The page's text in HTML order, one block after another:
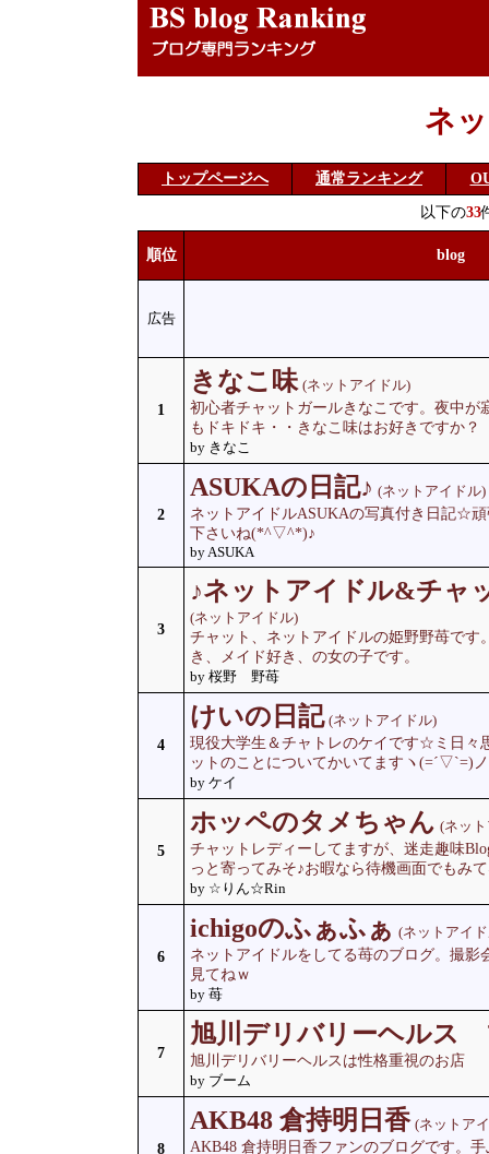
ネ
トップページへ 通常ランキング
以下の33
順位 blog
広告
1
きなこ味 (ネットアイドル)
初心者チャットガールきなこです。夜中が
もドキドキ・・きなこ味はお好きですか？
by きなこ
2
ASUKAの日記♪ (ネットアイドル)
ネットアイドルASUKAの写真付き日記☆
下さいね(*^▽^*)♪
by ASUKA
3
♪ネットアイドル&チャ
(ネットアイドル)
チャット、ネットアイドルの姫野野苺です
き、メイド好き、の女の子です。
by 桜野 野苺
4
けいの日記 (ネットアイドル)
現役大学生＆チャトレのケイです☆ミ日々
ットのことについてかいてますヽ(=´▽`=)
by ケイ
5
ホッペのタメちゃん (ネッ
チャットレディーしてますが、迷走趣味
っと寄ってみそ♪お暇なら待機画面でもみ
by ☆りん☆Rin
6
ichigoのふぁふぁ (ネットアイ
ネットアイドルをしてる苺のブログ。撮影
見てねｗ
by 苺
7
旭川デリバリーヘルス
旭川デリバリーヘルスは性格重視のお店
by ブーム
8
AKB48 倉持明日香 (ネットア
AKB48 倉持明日香ファンのブログです。